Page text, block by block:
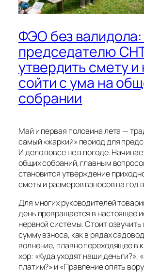
ФЭО без
председателю
утвердить смету и
сойти с ума на
собрании
Май и первая половина лета —
самый «жаркий» период для
И дело вовсе не в погоде.
общих собраний, главным
становится утверждение
сметы и размеров взносов на год
Для многих руководителей
день превращается в настоящее
нервной системы. Стоит озвучить
сумму взноса, как в рядах
волнение, плавно переходящее в
хор: «Куда уходят наши деньги?»,
платим?» и «Правление опять